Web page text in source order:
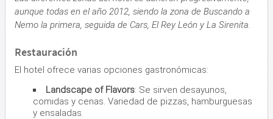
aunque todas en el año 2012, siendo la zona de Buscando a
Nemo la primera, seguida de Cars, El Rey León y La Sirenita.
Restauración
El hotel ofrece varias opciones gastronómicas:
Landscape of Flavors: Se sirven desayunos,
comidas y cenas. Variedad de pizzas, hamburguesas
y ensaladas.